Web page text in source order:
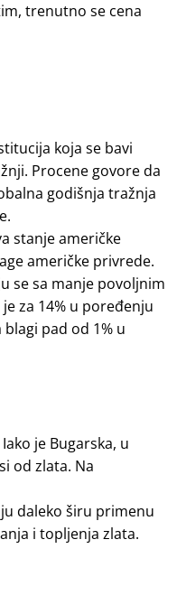
trenutno se cena
koja se bavi
Procene govore da
godišnja tražnja
stanje američke
američke privrede.
se sa manje povoljnim
za 14% u poređenju
pad od 1% u
je Bugarska, u
od zlata. Na
daleko širu primenu
i topljenja zlata.